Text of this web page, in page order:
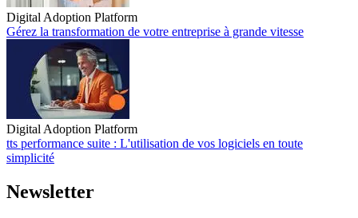
Digital Adoption Platform
Gérez la transformation de votre entreprise à grande vitesse
Gérez la transformation de votre entreprise à grande vitesse
Digital Adoption Platform
tts performance suite : L'utilisation de vos logiciels en toute
simplicité
Newsletter